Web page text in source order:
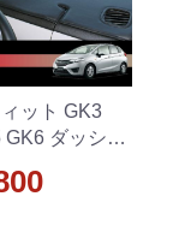
ット GK3
GK6 ダッシュ
産